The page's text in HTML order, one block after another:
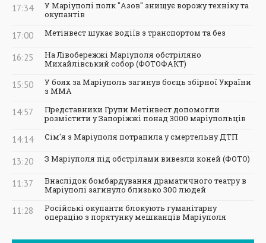
17:34
У Маріуполі полк "Азов" знищує ворожу техніку та
окупантів
17:00 Метінвест шукає водіїв з транспортом та без
16:25
На Лівобережжі Маріуполя обстріляно
Михайлівський собор (ФОТОФАКТ)
15:50
У боях за Маріуполь загинув боєць збірної України
з ММА
14:57
Представники Групи Метінвест допомогли
розмістити у Запоріжжі понад 3000 маріупольців
14:14 Сім'я з Маріуполя потрапила у смертельну ДТП
13:20 З Маріуполя під обстрілами вивезли коней (ФОТО)
11:37
Внаслідок бомбардування драматичного театру в
Маріуполі загинуло близько 300 людей
11:28
Російські окупанти блокують гуманітарну
операцію з порятунку мешканців Маріуполя